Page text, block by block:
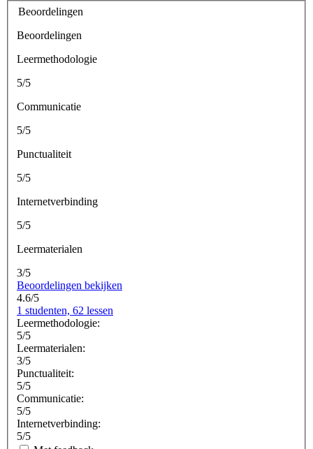
Beoordelingen
Beoordelingen
Leermethodologie
5/5
Communicatie
5/5
Punctualiteit
5/5
Internetverbinding
5/5
Leermaterialen
3/5
Beoordelingen bekijken
4.6/5
1 studenten, 62 lessen
Leermethodologie:
5/5
Leermaterialen:
3/5
Punctualiteit:
5/5
Communicatie:
5/5
Internetverbinding:
5/5